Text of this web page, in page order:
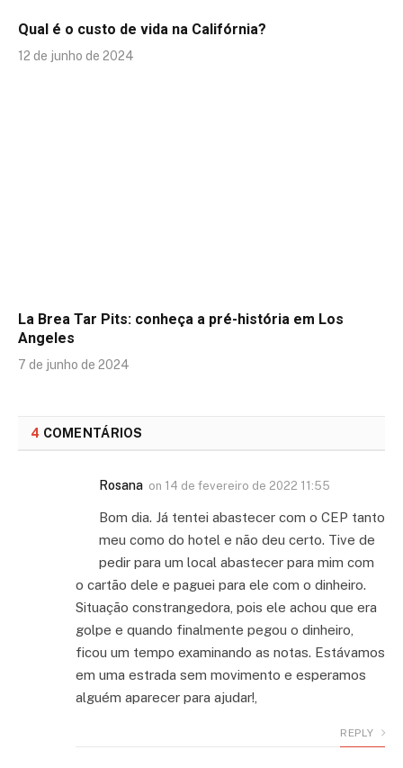
Qual é o custo de vida na Califórnia?
12 de junho de 2024
La Brea Tar Pits: conheça a pré-história em Los
Angeles
7 de junho de 2024
4 COMENTÁRIOS
Rosana on 14 de fevereiro de 2022 11:55
Bom dia. Já tentei abastecer com o CEP tanto
meu como do hotel e não deu certo. Tive de
pedir para um local abastecer para mim com
o cartão dele e paguei para ele com o dinheiro.
Situação constrangedora, pois ele achou que era
golpe e quando finalmente pegou o dinheiro,
ficou um tempo examinando as notas. Estávamos
em uma estrada sem movimento e esperamos
alguém aparecer para ajudar!,
REPLY